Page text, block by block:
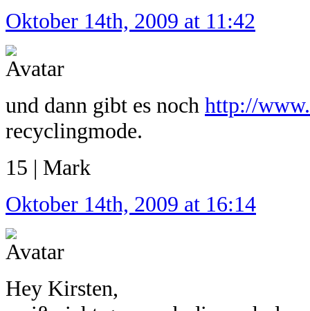
Oktober 14th, 2009 at 11:42
und dann gibt es noch http://
recyclingmode.
15 | Mark
Oktober 14th, 2009 at 16:14
Hey Kirsten,